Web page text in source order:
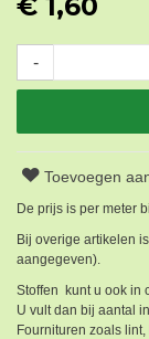
-
Toevoegen
De prijs is per meter
Bij overige artikelen
aangegeven).
Stoffen kunt u ook in
U vult dan bij aantal
Fournituren zoals